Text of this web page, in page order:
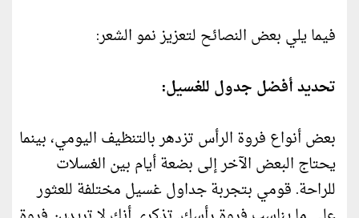
فيما يلي بعض النصائح لتعزيز نمو الشعر:
تحديد أفضل جدول للغسيل:
بعض أنواع فروة الرأس تزدهر بالتنظيف اليومي، بينما
يحتاج البعض الآخر إلى بضعة أيام بين الغسلات
للراحة. قومي بتجربة جداول غسيل مختلفة للعثور